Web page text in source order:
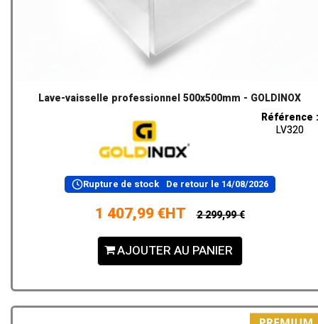
Lave-vaisselle professionnel 500x500mm - GOLDINOX
Référence :
LV320
Rupture de stock De retour le 14/08/2026
1 407,99 €HT 2 299,99 €
AJOUTER AU PANIER